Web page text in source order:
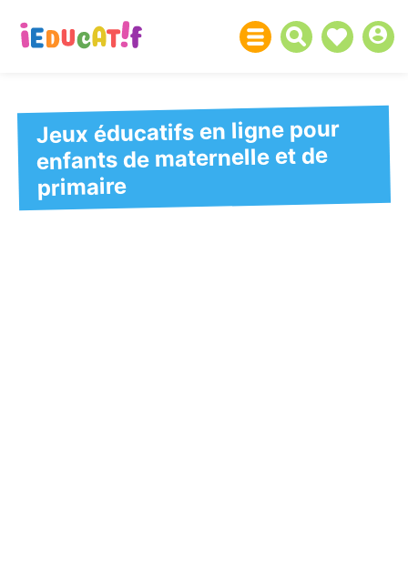
Jeux éducatifs en ligne pour
enfants de maternelle et de
primaire